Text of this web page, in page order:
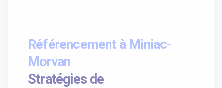
Référencement à Miniac-
Morvan
Stratégies de